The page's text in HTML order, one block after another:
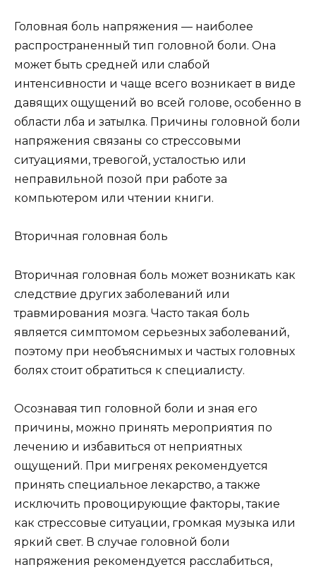
Головная боль напряжения — наиболее
распространенный тип головной боли. Она
может быть средней или слабой
интенсивности и чаще всего возникает в виде
давящих ощущений во всей голове, особенно в
области лба и затылка. Причины головной боли
напряжения связаны со стрессовыми
ситуациями, тревогой, усталостью или
неправильной позой при работе за
компьютером или чтении книги.
Вторичная головная боль
Вторичная головная боль может возникать как
следствие других заболеваний или
травмирования мозга. Часто такая боль
является симптомом серьезных заболеваний,
поэтому при необъяснимых и частых головных
болях стоит обратиться к специалисту.
Осознавая тип головной боли и зная его
причины, можно принять мероприятия по
лечению и избавиться от неприятных
ощущений. При мигренях рекомендуется
принять специальное лекарство, а также
исключить провоцирующие факторы, такие
как стрессовые ситуации, громкая музыка или
яркий свет. В случае головной боли
напряжения рекомендуется расслабиться,